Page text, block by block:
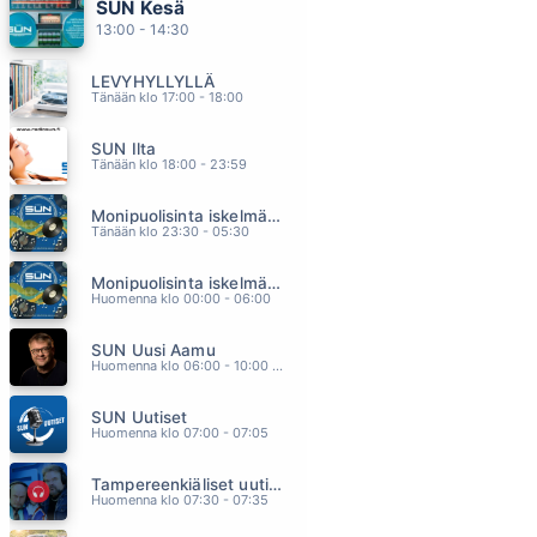
PUNAISTA JA MAKEAA
DOWN UNDER
OOT VOIMANI MUN
LIVIN LA VIDA LOCA
LEIJAT
SUN Kesä
13:00 - 14:30
LEVYHYLLYLLÄ
Tänään klo 17:00 - 18:00
SUN Ilta
Tänään klo 18:00 - 23:59
Monipuolisinta iskelmää ja parasta poppia
Tänään klo 23:30 - 05:30
Monipuolisinta iskelmää ja parasta poppia
Huomenna klo 00:00 - 06:00
SUN Uusi Aamu
Huomenna klo 06:00 - 10:00 - Studiossa: Kimmo Hoivassilta
SUN Uutiset
Huomenna klo 07:00 - 07:05
Tampereenkiäliset uutiset
Huomenna klo 07:30 - 07:35